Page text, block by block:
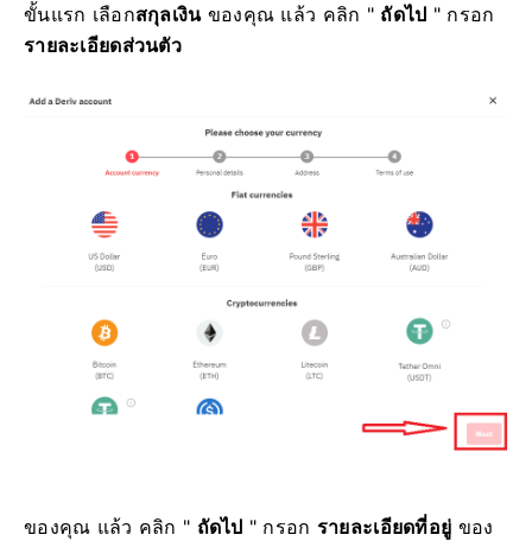
ขั้นแรก เลือกสกุลเงินของคุณ แล้ว คลิก " ถัดไป " กรอก
รายละเอียดส่วนตัว
ของคุณ แล้ว คลิก " ถัดไป " กรอก รายละเอียดที่อยู่ ของ